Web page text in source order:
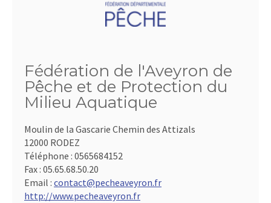
Fédération de l'Aveyron de
Pêche et de Protection du
Milieu Aquatique
Moulin de la Gascarie Chemin des Attizals
12000 RODEZ
Téléphone : 0565684152
Fax : 05.65.68.50.20
Email : contact@pecheaveyron.fr
http://www.pecheaveyron.fr